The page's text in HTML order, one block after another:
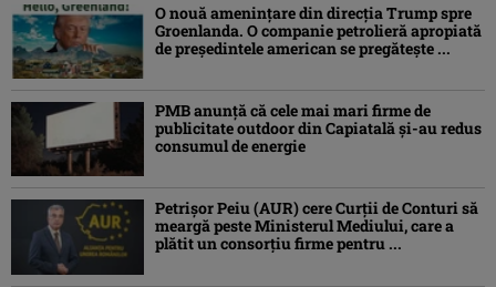
O nouă amenințare din direcția Trump spre
Groenlanda. O companie petrolieră apropiată
de președintele american se pregătește ...
PMB anunță că cele mai mari firme de
publicitate outdoor din Capiatală și-au redus
consumul de energie
Petrişor Peiu (AUR) cere Curții de Conturi să
meargă peste Ministerul Mediului, care a
plătit un consorţiu firme pentru ...